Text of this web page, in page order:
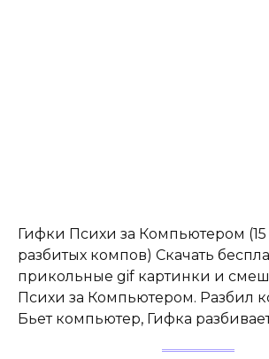
Гифки Психи за Компьютером
разбитых компов) Скачать
прикольные gif картинки и
Психи за Компьютером. Разбил
Бьет компьютер, Гифка